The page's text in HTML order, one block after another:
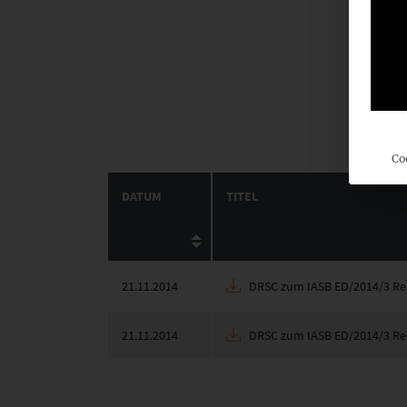
DATUM TITEL
21.11.2014 DRSC zum IASB ED/2014/3
21.11.2014 DRSC zum IASB ED/2014/3